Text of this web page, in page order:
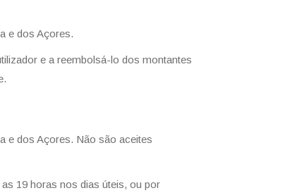
e dos Açores.
e a reembolsá-lo dos montantes
e dos Açores. Não são aceites
19 horas nos dias úteis, ou por